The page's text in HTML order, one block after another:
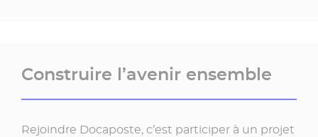
Construire l’avenir ensemble
Rejoindre Docaposte, c’est participer à un projet